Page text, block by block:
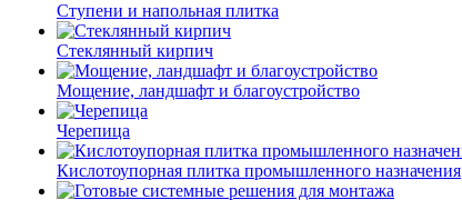
Ступени и напольная плитка
Cтеклянный кирпич
Мощение, ландшафт и благоустройство
Черепица
Кислотоупорная плитка промышленного назначения